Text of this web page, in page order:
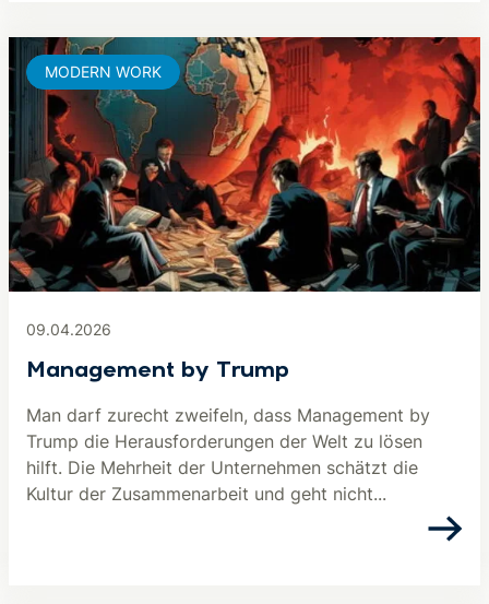
09.04.2026
Management by Trump
Man darf zurecht zweifeln, dass Management by
Trump die Herausforderungen der Welt zu lösen
hilft. Die Mehrheit der Unternehmen schätzt die
Kultur der Zusammenarbeit und geht nicht...
MODERN WORK